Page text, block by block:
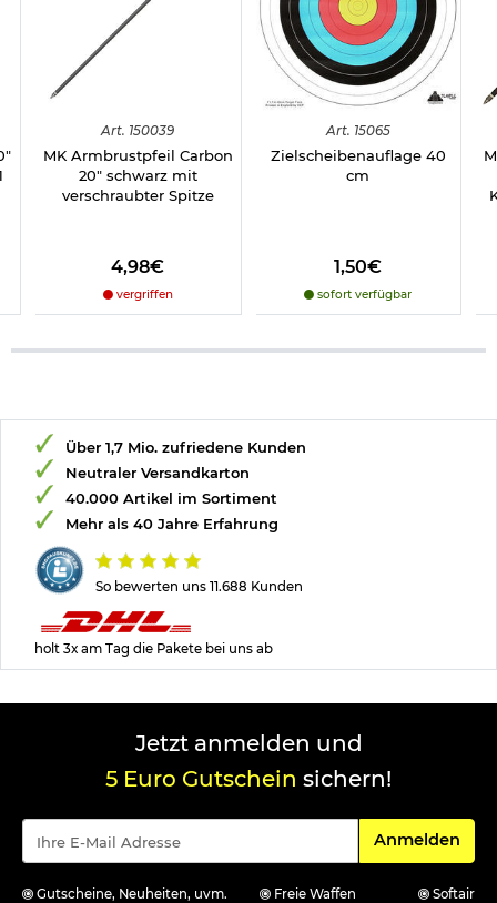
Art. 150039
MK Armbrustpfeil Carbon
20" schwarz mit
verschraubter Spitze
4,98€
vergriffen
Art. 15065
Zielscheibenauflage 40
cm
1,50€
sofort verfügbar
So bewerten uns 11.688 Kunden
Über 1,7 Mio. zufriedene Kunden
Neutraler Versandkarton
40.000 Artikel im Sortiment
Mehr als 40 Jahre Erfahrung
holt 3x am Tag die Pakete bei uns ab
Jetzt anmelden und
5 Euro Gutschein sichern!
Für den
Anmelden
Gutscheine, Neuheiten, uvm. Freie Waffen
Softair